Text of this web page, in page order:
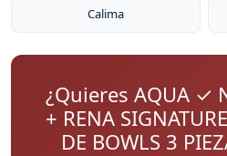
Calima
¿Quieres AQUA ✓
+ RENA
DE BOWLS 3